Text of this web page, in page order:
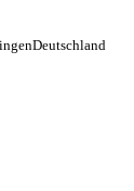
Deutschland